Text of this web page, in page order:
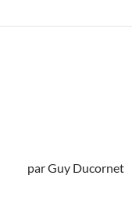
par Guy Ducornet